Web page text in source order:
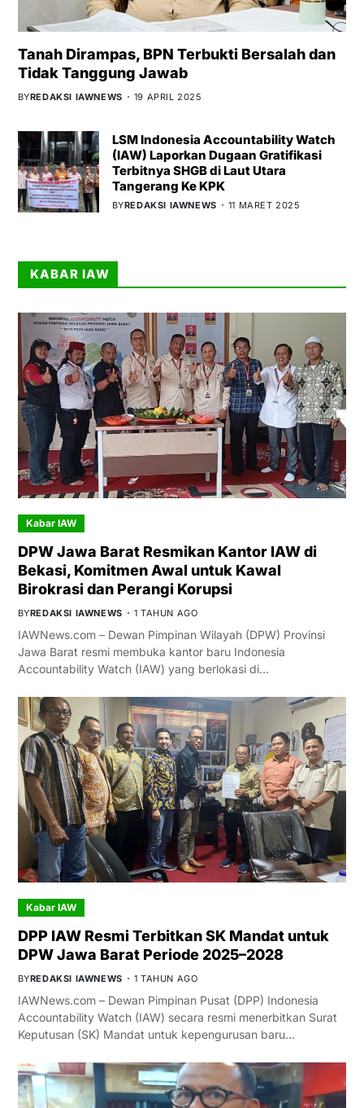
Tanah Dirampas, BPN Terbukti Bersalah dan
Tidak Tanggung Jawab
BYREDAKSI IAWNEWS 19 APRIL 2025
LSM Indonesia Accountability Watch
(IAW) Laporkan Dugaan Gratifikasi
Terbitnya SHGB di Laut Utara
Tangerang Ke KPK
BYREDAKSI IAWNEWS 11 MARET 2025
KABAR IAW
Kabar IAW
DPW Jawa Barat Resmikan Kantor IAW di
Bekasi, Komitmen Awal untuk Kawal
Birokrasi dan Perangi Korupsi
BYREDAKSI IAWNEWS 1 TAHUN AGO
IAWNews.com – Dewan Pimpinan Wilayah (DPW) Provinsi
Jawa Barat resmi membuka kantor baru Indonesia
Accountability Watch (IAW) yang berlokasi di…
Kabar IAW
DPP IAW Resmi Terbitkan SK Mandat untuk
DPW Jawa Barat Periode 2025–2028
BYREDAKSI IAWNEWS 1 TAHUN AGO
IAWNews.com – Dewan Pimpinan Pusat (DPP) Indonesia
Accountability Watch (IAW) secara resmi menerbitkan Surat
Keputusan (SK) Mandat untuk kepengurusan baru…